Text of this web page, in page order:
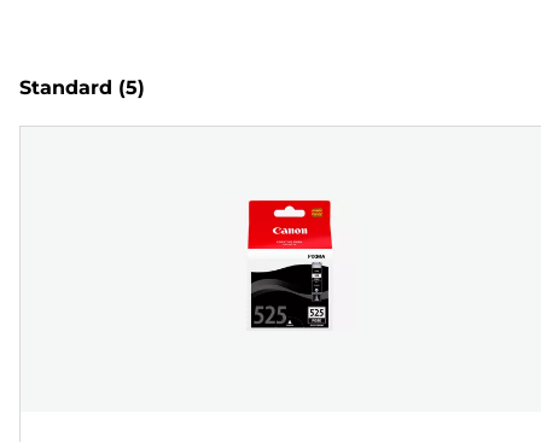
Standard (5)